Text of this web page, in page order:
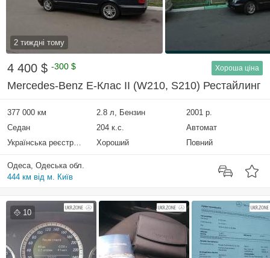
2 тиждні тому
4 400 $ -300 $ Хороша ціна
Mercedes-Benz E-Клас II (W210, S210) Рестайлинг
377 000 км 2.8 л, Бензин
2001 р.
Седан
204 к.с.
Автомат
Українська реєстрація
Хороший Повний
Одеса, Одеська обл.
444 км від м. Київ
10